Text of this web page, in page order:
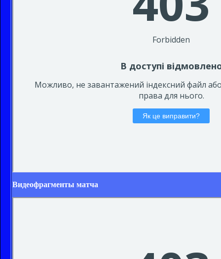
Видеофрагменты матча